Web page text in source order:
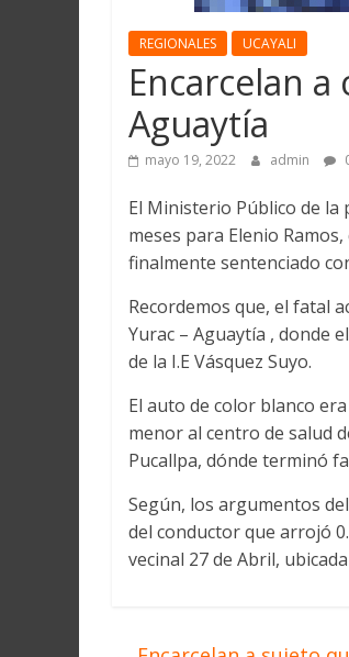
REGIONALES UCAYALI
Encarcelan
Aguaytía
mayo 19, 2022 admin
El Ministerio Público de la
meses para Elenio
finalmente sentenciado
Recordemos que, el fatal
Yurac – Aguaytía , donde
de la I.E Vásquez Suyo.
El auto de color blanco
menor al centro de salud
Pucallpa, dónde terminó
Según, los argumentos
del conductor que arrojó
vecinal 27 de Abril,